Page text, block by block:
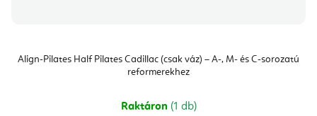
Align-Pilates Half Pilates Cadillac (csak váz) – A-, M- és C-sorozatú
reformerekhez
Raktáron (1 db)